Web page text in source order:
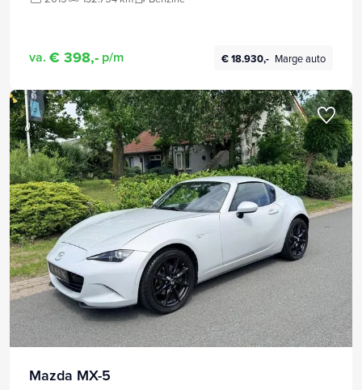
va. € 398,- p/m € 18.930,- Marge auto
Mazda MX-5